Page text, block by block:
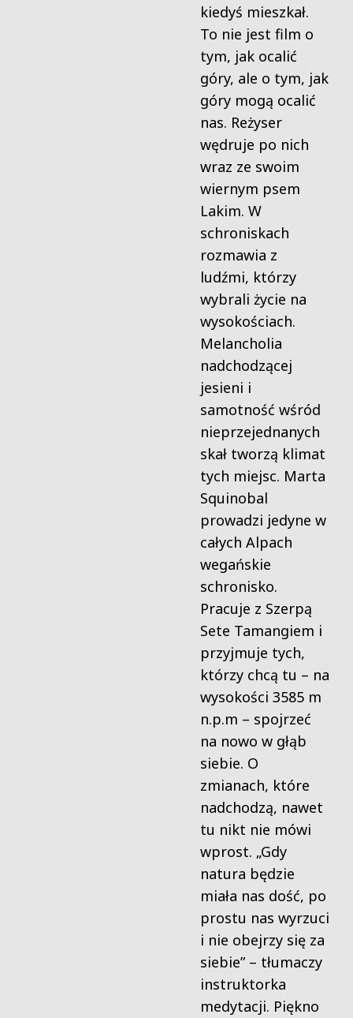
kiedyś mieszkał.
To nie jest film o
tym, jak ocalić
góry, ale o tym, jak
góry mogą ocalić
nas. Reżyser
wędruje po nich
wraz ze swoim
wiernym psem
Lakim. W
schroniskach
rozmawia z
ludźmi, którzy
wybrali życie na
wysokościach.
Melancholia
nadchodzącej
jesieni i
samotność wśród
nieprzejednanych
skał tworzą klimat
tych miejsc. Marta
Squinobal
prowadzi jedyne w
całych Alpach
wegańskie
schronisko.
Pracuje z Szerpą
Sete Tamangiem i
przyjmuje tych,
którzy chcą tu – na
wysokości 3585 m
n.p.m – spojrzeć
na nowo w głąb
siebie. O
zmianach, które
nadchodzą, nawet
tu nikt nie mówi
wprost. „Gdy
natura będzie
miała nas dość, po
prostu nas wyrzuci
i nie obejrzy się za
siebie” – tłumaczy
instruktorka
medytacji. Piękno